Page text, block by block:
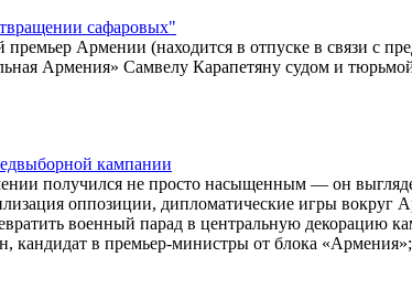
сафаровых"
Армении (находится в отпуске в связи с
Армения» Самвелу Карапетяну судом и
кампании
получился не просто насыщенным — он
оппозиции, дипломатические игры вокруг
военный парад в центральную декорацию
кандидат в премьер-министры от блока